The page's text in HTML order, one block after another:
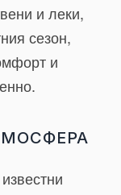
и леки,
сезон,
и